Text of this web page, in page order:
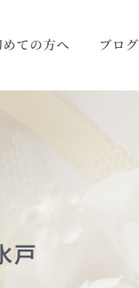
ての方へ ブログ
戸